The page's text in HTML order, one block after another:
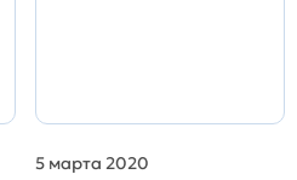
5 марта 2020